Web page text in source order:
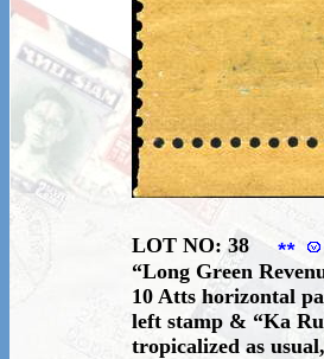
LOT NO: 38
“Long Green
10 Atts horizontal
left stamp & “Ka
tropicalized as